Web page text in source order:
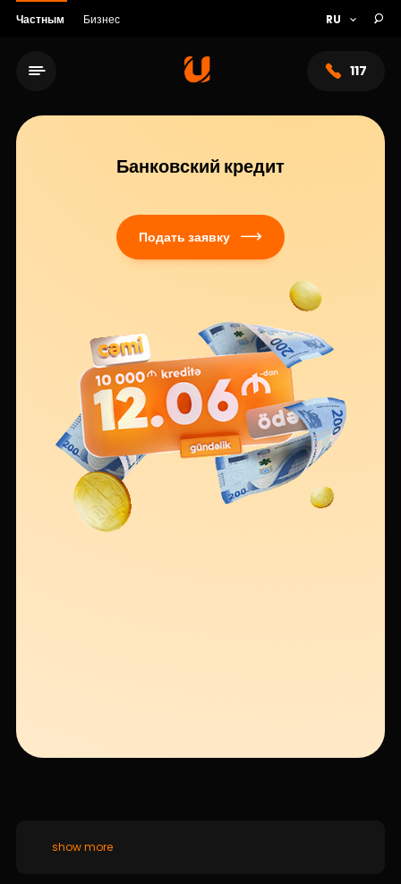
Частным Бизнес
117
Сеть обслуживания
О банке
Устойчивость
Кешбэк
Тарифы
Банковский кредит
Подать заявку
show more